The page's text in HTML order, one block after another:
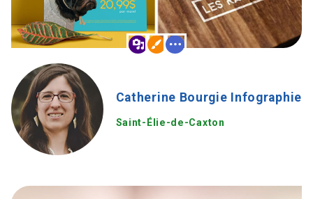
Catherine Bourgie Infographie
Saint-Élie-de-Caxton